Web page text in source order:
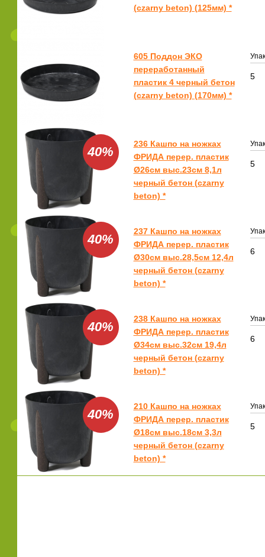
(czarny beton) (125мм) *
605 Поддон ЭКО
переработанный
пластик 4 черный бетон
(czarny beton) (170мм) *
5
40%
236 Кашпо на ножках
ФРИДА перер. пластик
Ø26см выс.23см 8,1л
черный бетон (czarny
beton) *
5
40%
237 Кашпо на ножках
ФРИДА перер. пластик
Ø30см выс.28,5см 12,4л
черный бетон (czarny
beton) *
6
40%
238 Кашпо на ножках
ФРИДА перер. пластик
Ø34см выс.32см 19,4л
черный бетон (czarny
beton) *
6
40%
210 Кашпо на ножках
ФРИДА перер. пластик
Ø18см выс.18см 3,3л
черный бетон (czarny
beton) *
5